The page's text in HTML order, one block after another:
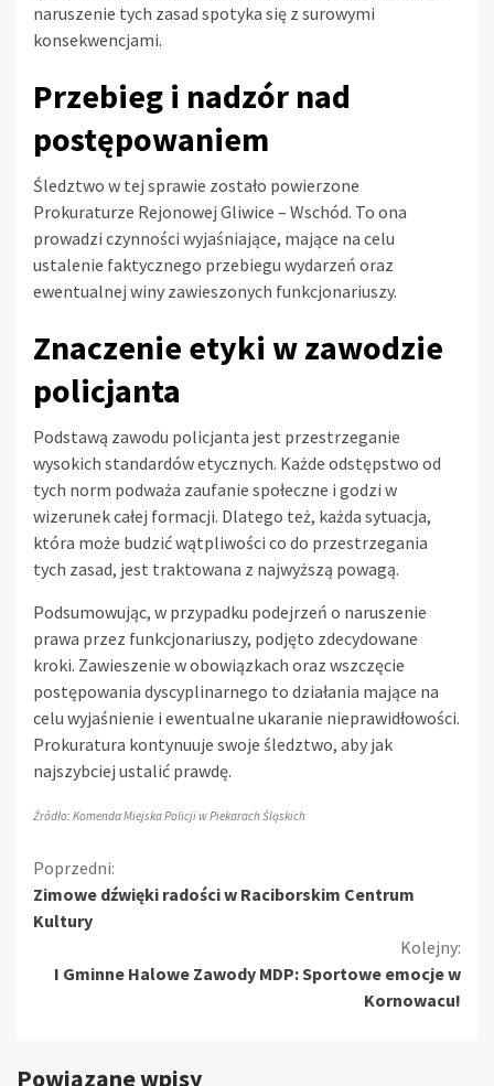
naruszenie tych zasad spotyka się z surowymi
konsekwencjami.
Przebieg i nadzór nad
postępowaniem
Śledztwo w tej sprawie zostało powierzone
Prokuraturze Rejonowej Gliwice – Wschód. To ona
prowadzi czynności wyjaśniające, mające na celu
ustalenie faktycznego przebiegu wydarzeń oraz
ewentualnej winy zawieszonych funkcjonariuszy.
Znaczenie etyki w zawodzie
policjanta
Podstawą zawodu policjanta jest przestrzeganie
wysokich standardów etycznych. Każde odstępstwo od
tych norm podważa zaufanie społeczne i godzi w
wizerunek całej formacji. Dlatego też, każda sytuacja,
która może budzić wątpliwości co do przestrzegania
tych zasad, jest traktowana z najwyższą powagą.
Podsumowując, w przypadku podejrzeń o naruszenie
prawa przez funkcjonariuszy, podjęto zdecydowane
kroki. Zawieszenie w obowiązkach oraz wszczęcie
postępowania dyscyplinarnego to działania mające na
celu wyjaśnienie i ewentualne ukaranie nieprawidłowości.
Prokuratura kontynuuje swoje śledztwo, aby jak
najszybciej ustalić prawdę.
Źródło: Komenda Miejska Policji w Piekarach Śląskich
Kontynuuj
czytanie
Poprzedni:
Zimowe dźwięki radości w Raciborskim Centrum
Kultury
Kolejny:
I Gminne Halowe Zawody MDP: Sportowe emocje w
Kornowacu!
Powiązane wpisy